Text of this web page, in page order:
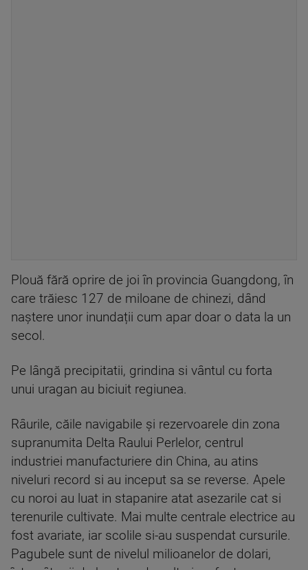
Plouă fără oprire de joi în provincia Guangdong, în
care trăiesc 127 de miloane de chinezi, dând
naștere unor inundații cum apar doar o data la un
secol.
Pe lângă precipitatii, grindina si vântul cu forta
unui uragan au biciuit regiunea.
Râurile, căile navigabile şi rezervoarele din zona
supranumita Delta Raului Perlelor, centrul
industriei manufacturiere din China, au atins
niveluri record si au inceput sa se reverse. Apele
cu noroi au luat in stapanire atat asezarile cat si
terenurile cultivate. Mai multe centrale electrice au
fost avariate, iar scolile si-au suspendat cursurile.
Pagubele sunt de nivelul milioanelor de dolari,